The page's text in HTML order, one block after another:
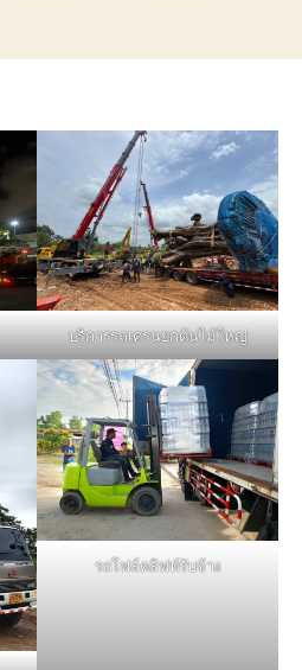
บริการรถเครนยกต้นไม้ใหญ่
รถโฟล์คลิฟท์รับจ้าง